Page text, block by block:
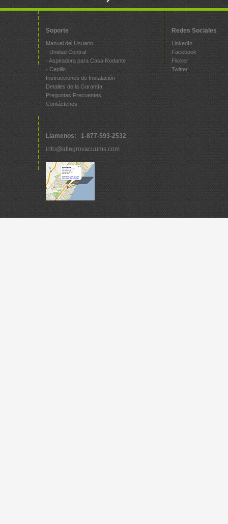
Soporte
Manual del Usuario
- Unidad Central
- Aspiradora para Casa Rodante
- Cepillo
Instrucciones de Instalación
Detalles de la Garantía
Preguntas Frecuentes
Contáctenos
Redes Sociales
LinkedIn
Facebook
Flicker
Twitter
Llamenos: 1-877-593-2532
info@allegrovacuums.com